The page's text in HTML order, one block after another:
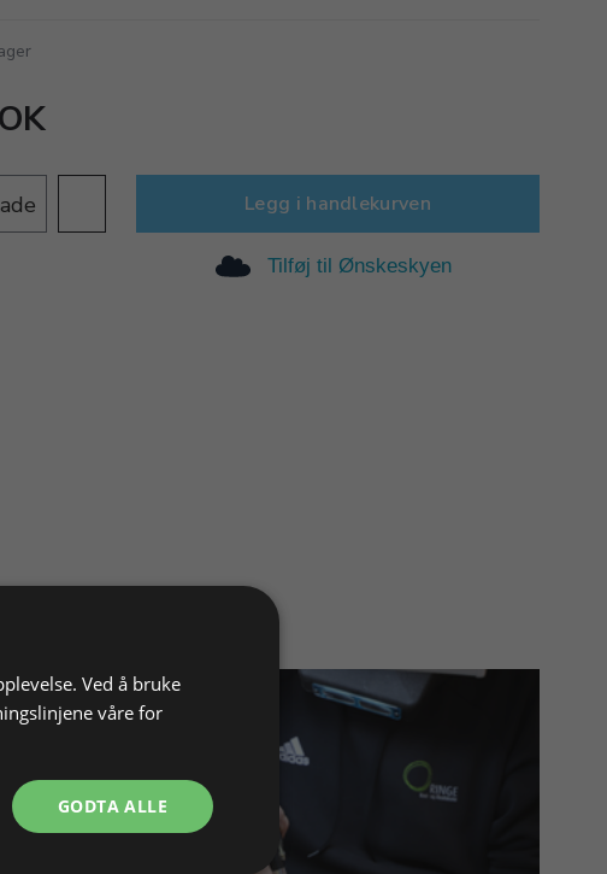
Legg i handlekurven
Tilføj til Ønskeskyen
Ved å bruke
våre for
GODTA ALLE